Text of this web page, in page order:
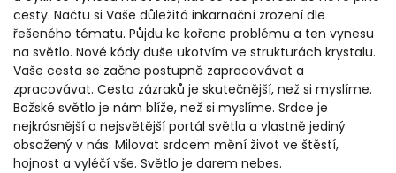
cesty. Načtu si Vaše důležitá inkarnační zrození dle
řešeného tématu. Půjdu ke kořene problému a ten vynesu
na světlo. Nové kódy duše ukotvím ve strukturách krystalu.
Vaše cesta se začne postupně zapracovávat a
zpracovávat. Cesta zázraků je skutečnější, než si myslíme.
Božské světlo je nám blíže, než si myslíme. Srdce je
nejkrásnější a nejsvětější portál světla a vlastně jediný
obsažený v nás. Milovat srdcem mění život ve štěstí,
hojnost a vyléčí vše. Světlo je darem nebes.